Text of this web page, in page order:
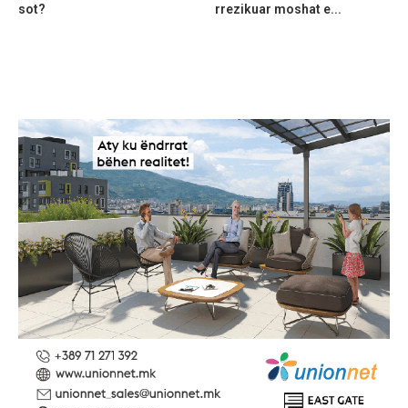
sot?
rrezikuar moshat e...